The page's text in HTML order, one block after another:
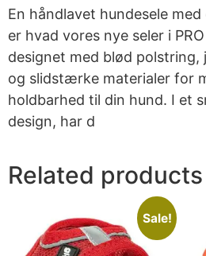
En håndlavet hundesele
er hvad vores nye seler i
designet med blød polstring,
og slidstærke materialer for
holdbarhed til din hund. I et
design, har d
Related products
Sale!